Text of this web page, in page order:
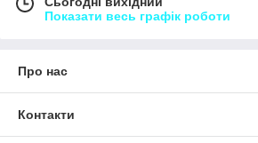
Показати весь графік роботи
Про нас
Контакти